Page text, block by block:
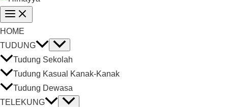
HOME
TUDUNG
Tudung Sekolah
Tudung Kasual Kanak-Kanak
Tudung Dewasa
TELEKUNG